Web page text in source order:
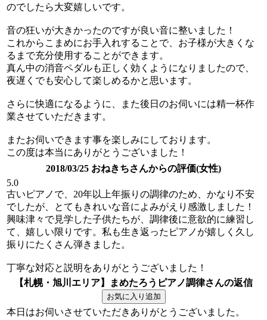
のでしたら大変嬉しいです。
音の狂いが大きかったのですが良い音に整いました！
これからこまめにお手入れすることで、お子様が大きくな
るまで充分使用することができます。
真ん中の消音ペダルも正しく効くようになりましたので、
夜遅くでも安心して楽しめるかと思います。
さらに快適になるように、また後日のお伺いには精一杯作
業させていただきます。
またお伺いできます事を楽しみにしております。
この度は本当にありがとうございました！
2018/03/25 おねきちさんからの評価(女性)
5.0
古いピアノで、20年以上年振りの調律のため、かなり不安
でしたが、とてもきれいな音によみがえり感激しました！
興味津々で見学した子供たちが、調律後に意欲的に練習し
て、嬉しい限りです。私も生き返ったピアノが嬉しく久し
振りにたくさん弾きました。
丁寧な対応と説明をありがとうございました！
【札幌・旭川エリア】まめたろうピアノ調律さんの返信
本日はお伺いさせていただきありがとうございました。